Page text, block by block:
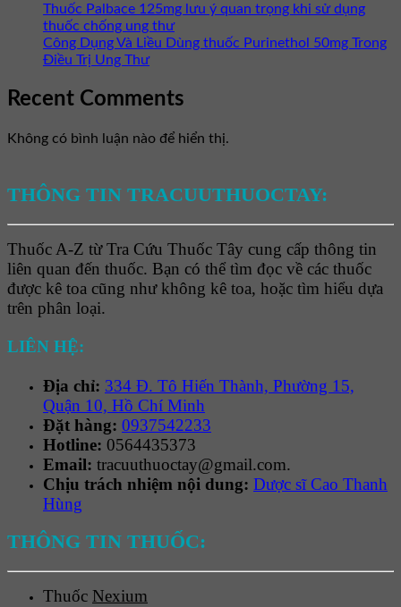
Thuốc Palbace 125mg lưu ý quan trọng khi sử dụng
thuốc chống ung thư
Công Dụng Và Liều Dùng thuốc Purinethol 50mg Trong
Điều Trị Ung Thư
Recent Comments
Không có bình luận nào để hiển thị.
THÔNG TIN TRACUUTHUOCTAY:
Thuốc A-Z từ Tra Cứu Thuốc Tây cung cấp thông tin
liên quan đến thuốc. Bạn có thể tìm đọc về các thuốc
được kê toa cũng như không kê toa, hoặc tìm hiểu dựa
trên phân loại.
LIÊN HỆ:
Địa chỉ: 334 Đ. Tô Hiến Thành, Phường 15,
Quận 10, Hồ Chí Minh
Đặt hàng: 0937542233
Hotline: 0564435373
Email: tracuuthuoctay@gmail.com.
Chịu trách nhiệm nội dung: Dược sĩ Cao Thanh
Hùng
THÔNG TIN THUỐC:
Thuốc Nexium